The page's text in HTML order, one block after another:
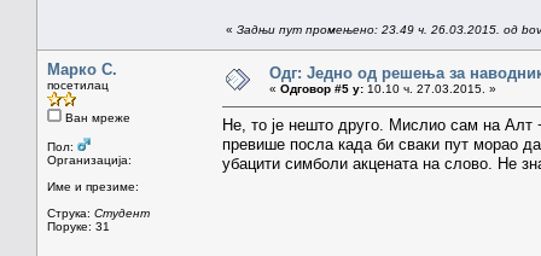
« Задњи пут промењено: 23.49 ч. 26.03.2015. од
Марко С.
посетилац
Ван мреже
Пол:
Организација:
Име и презиме:
Струка: Студент
Поруке: 31
Одг: Једно од решења за
« Одговор #5 у: 10.10 ч. 27.03.2015. »
Не, то је нешто друго. Мислио сам на Алт
превише посла када би сваки пут морао
убацити симболи акцената на слово. Не